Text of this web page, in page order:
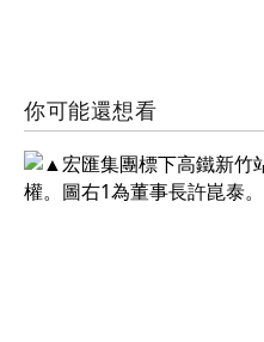
你可能還想看